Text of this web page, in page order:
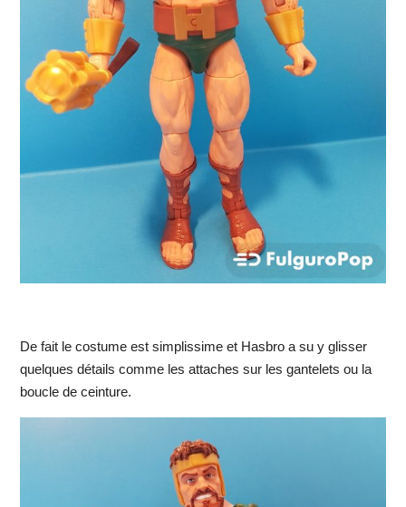
De fait le costume est simplissime et Hasbro a su y glisser
quelques détails comme les attaches sur les gantelets ou la
boucle de ceinture.